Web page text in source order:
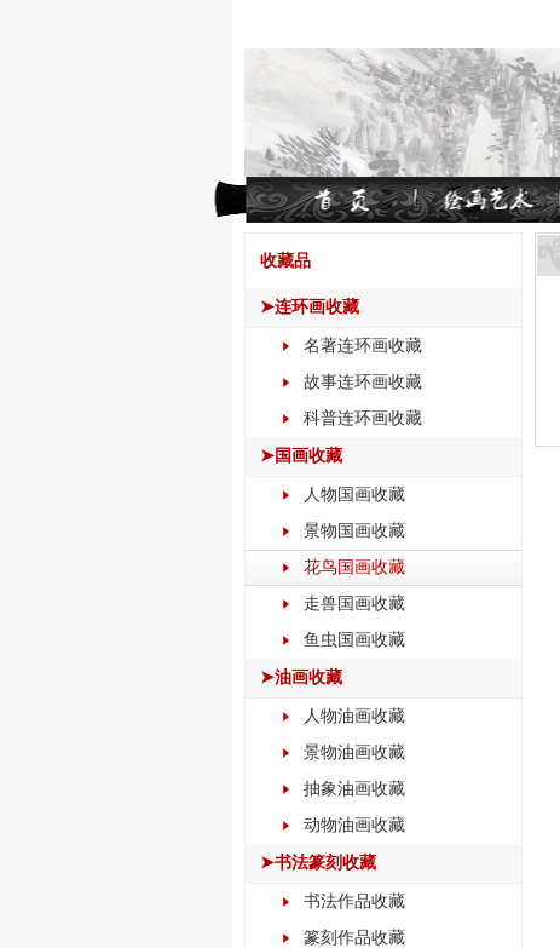
收藏品
➤连环画收藏
名著连环画收藏
故事连环画收藏
科普连环画收藏
➤国画收藏
人物国画收藏
景物国画收藏
花鸟国画收藏
走兽国画收藏
鱼虫国画收藏
➤油画收藏
人物油画收藏
景物油画收藏
抽象油画收藏
动物油画收藏
➤书法篆刻收藏
书法作品收藏
篆刻作品收藏